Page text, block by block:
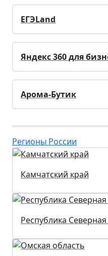
ЕГЭLand
Яндекс 360 для
Арома-Бутик
Регионы России
Камчатский край
Республика